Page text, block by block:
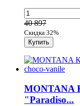
40 897
Скидка 32%
MONTANA
"Paradiso...